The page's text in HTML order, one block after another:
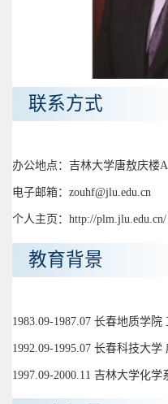
联系方式
办公地点：吉林大学唐敖庆楼
电子邮箱：zouhf@jlu.edu.cn
个人主页：http://plm.jlu.edu.cn/
教育背景
1983.09-1987.07 长春地质学
1992.09-1995.07 长春科技大
1997.09-2000.11 吉林大学化